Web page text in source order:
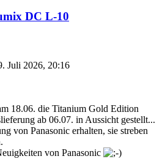
DC L-10
Juli 2026, 20:16
18.06. die Titanium Gold Edition
ab 06.07. in Aussicht gestellt...
von Panasonic erhalten, sie streben
von Panasonic